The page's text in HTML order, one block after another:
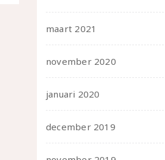
maart 2021
november 2020
januari 2020
december 2019